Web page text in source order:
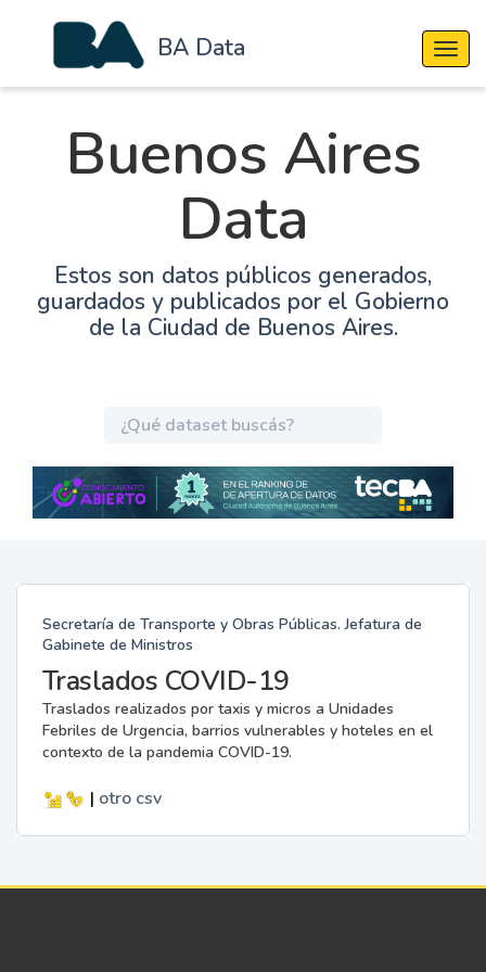
BA Data
Buenos Aires
Data
Estos son datos públicos generados,
guardados y publicados por el Gobierno
de la Ciudad de Buenos Aires.
Secretaría de Transporte y Obras Públicas. Jefatura de
Gabinete de Ministros
Traslados COVID-19
Traslados realizados por taxis y micros a Unidades
Febriles de Urgencia, barrios vulnerables y hoteles en el
contexto de la pandemia COVID-19.
| otro csv